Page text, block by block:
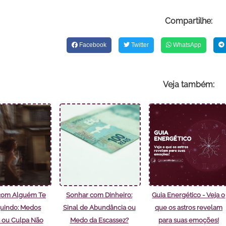
Compartilhe:
Facebook Twitter WhatsApp
Veja também:
Alguém Te
Medos
Culpa Não
Sonhar com Dinheiro:
Sinal de Abundância ou
Medo da Escassez?
Guia Energético - Veja o
que os astros revelam
para suas emoções!